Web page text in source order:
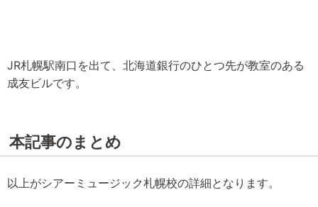
JR札幌駅南口を出て、北海道銀行のひとつ先が教室のある
成友ビルです。
本記事のまとめ
以上がシアーミュージック札幌校の詳細となります。